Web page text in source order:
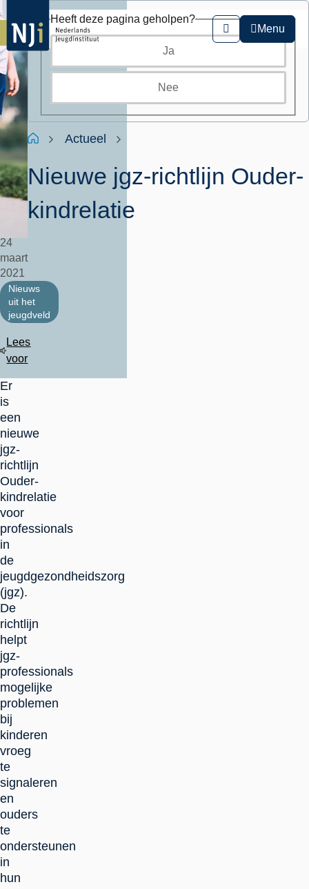
Overslaan
en
naar
de
inhoud
gaan
Zoeken
Menu
Kruimelpad
HomeActueel
Nieuwe jgz-richtlijn Ouder-
kindrelatie
24
maart
2021
Nieuws
uit het
jeugdveld
Lees
voor
Er
is
een
nieuwe
jgz-
richtlijn
Ouder-
kindrelatie
voor
professionals
in
de
jeugdgezondheidszorg
(jgz).
De
richtlijn
helpt
jgz-
professionals
mogelijke
problemen
bij
kinderen
vroeg
te
signaleren
en
ouders
te
ondersteunen
in
hun
Heeft deze pagina geholpen?
Ja
Nee